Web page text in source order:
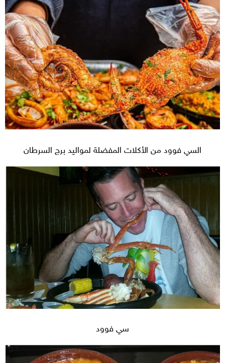
السي فوود من الأكلات المفضلة لمواليد برج السرطان
سي فوود